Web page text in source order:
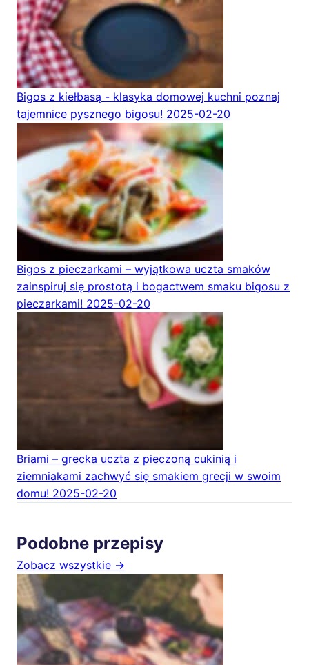
Bigos z kiełbasą - klasyka domowej kuchni poznaj
tajemnice pysznego bigosu! 2025-02-20
Bigos z pieczarkami – wyjątkowa uczta smaków
zainspiruj się prostotą i bogactwem smaku bigosu z
pieczarkami! 2025-02-20
Briami – grecka uczta z pieczoną cukinią i
ziemniakami zachwyć się smakiem grecji w swoim
domu! 2025-02-20
Podobne przepisy
Zobacz wszystkie →